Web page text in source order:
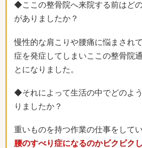
◆ここの整骨院へ来院する前はど
がありましたか？
慢性的な肩こりや腰痛に悩まされ
症を発症してしまいここの整骨院
とになりました。
◆それによって生活の中でどのよ
りましたか？
重いものを持つ作業の仕事をしてい
腰のすべり症になるのかビクビク